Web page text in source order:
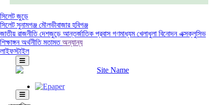
সিলেট জুড়ে
সিলেটসুনামগঞ্জ মৌলভীবাজারহবিগঞ্জ
জাতীয় রাজনীতিদেশজুড়ে আন্তর্জাতিক প্রবাসগণমাধ্যমখেলাধুলা বিনোদনএক্সক্লুসিভ
শিক্ষাঙ্গনঅর্থনীতিমতামতঅন্যান্য
লাইফস্টাইল